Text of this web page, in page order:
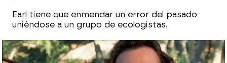
Earl tiene que enmendar un error del pasado
uniéndose a un grupo de ecologistas.